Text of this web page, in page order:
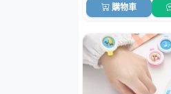
購物車